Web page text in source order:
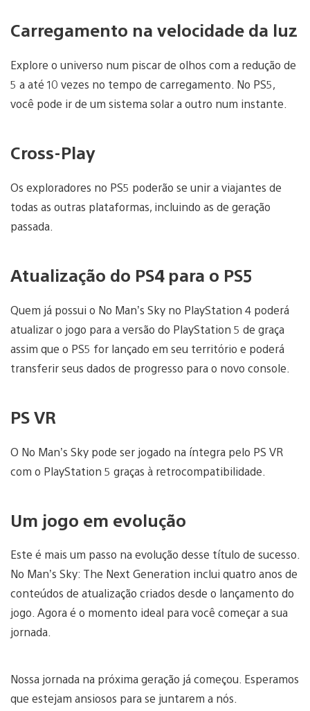
Carregamento na velocidade da luz
Explore o universo num piscar de olhos com a redução de
5 a até 10 vezes no tempo de carregamento. No PS5,
você pode ir de um sistema solar a outro num instante.
Cross-Play
Os exploradores no PS5 poderão se unir a viajantes de
todas as outras plataformas, incluindo as de geração
passada.
Atualização do PS4 para o PS5
Quem já possui o No Man’s Sky no PlayStation 4 poderá
atualizar o jogo para a versão do PlayStation 5 de graça
assim que o PS5 for lançado em seu território e poderá
transferir seus dados de progresso para o novo console.
PS VR
O No Man’s Sky pode ser jogado na íntegra pelo PS VR
com o PlayStation 5 graças à retrocompatibilidade.
Um jogo em evolução
Este é mais um passo na evolução desse título de sucesso.
No Man’s Sky: The Next Generation inclui quatro anos de
conteúdos de atualização criados desde o lançamento do
jogo. Agora é o momento ideal para você começar a sua
jornada.
Nossa jornada na próxima geração já começou. Esperamos
que estejam ansiosos para se juntarem a nós.